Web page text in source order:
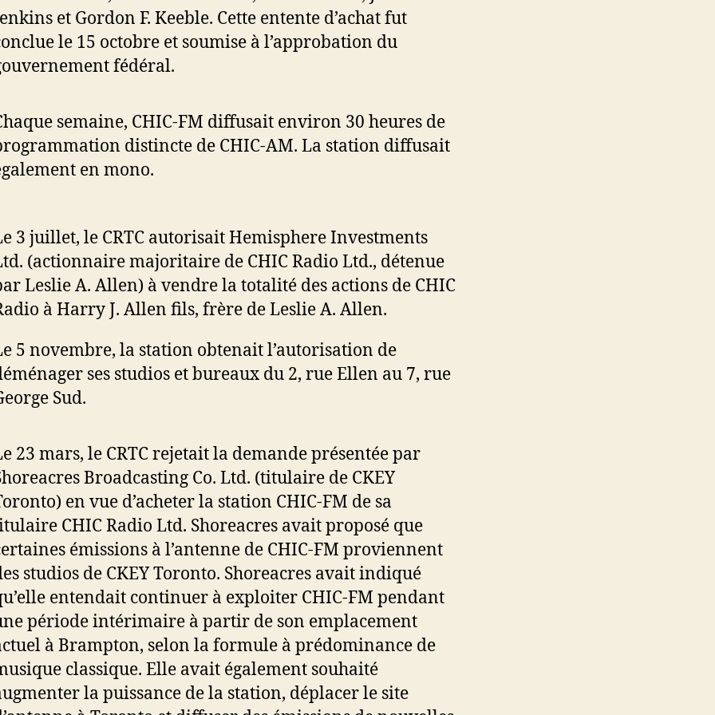
et Gordon F. Keeble. Cette entente d’achat fut
le 15 octobre et soumise à l’approbation du
fédéral.
semaine, CHIC-FM diffusait environ 30 heures de
distincte de CHIC-AM. La station diffusait
en mono.
3 juillet, le CRTC autorisait Hemisphere Investments
(actionnaire majoritaire de CHIC Radio Ltd., détenue
Leslie A. Allen) à vendre la totalité des actions de CHIC
à Harry J. Allen fils, frère de Leslie A. Allen.
5 novembre, la station obtenait l’autorisation de
ses studios et bureaux du 2, rue Ellen au 7, rue
Sud.
23 mars, le CRTC rejetait la demande présentée par
Broadcasting Co. Ltd. (titulaire de CKEY
en vue d’acheter la station CHIC-FM de sa
CHIC Radio Ltd. Shoreacres avait proposé que
émissions à l’antenne de CHIC-FM proviennent
studios de CKEY Toronto. Shoreacres avait indiqué
entendait continuer à exploiter CHIC-FM pendant
période intérimaire à partir de son emplacement
à Brampton, selon la formule à prédominance de
classique. Elle avait également souhaité
la puissance de la station, déplacer le site